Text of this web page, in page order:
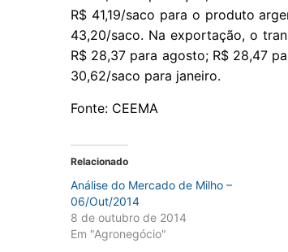
R$ 41,19/saco para o produto
43,20/saco. Na exportação, o
R$ 28,37 para agosto; R$ 28,47
30,62/saco para janeiro.
Fonte: CEEMA
Relacionado
Análise do Mercado de Milho –
06/Out/2014
8 de outubro de 2014
Em "Agronegócio"